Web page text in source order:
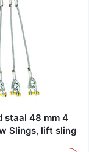
staal 48 mm 4
Slings, lift sling